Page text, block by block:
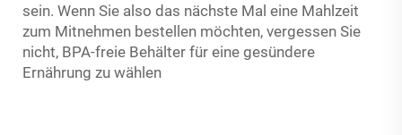
sein. Wenn Sie also das nächste Mal eine Mahlzeit
zum Mitnehmen bestellen möchten, vergessen Sie
nicht, BPA-freie Behälter für eine gesündere
Ernährung zu wählen